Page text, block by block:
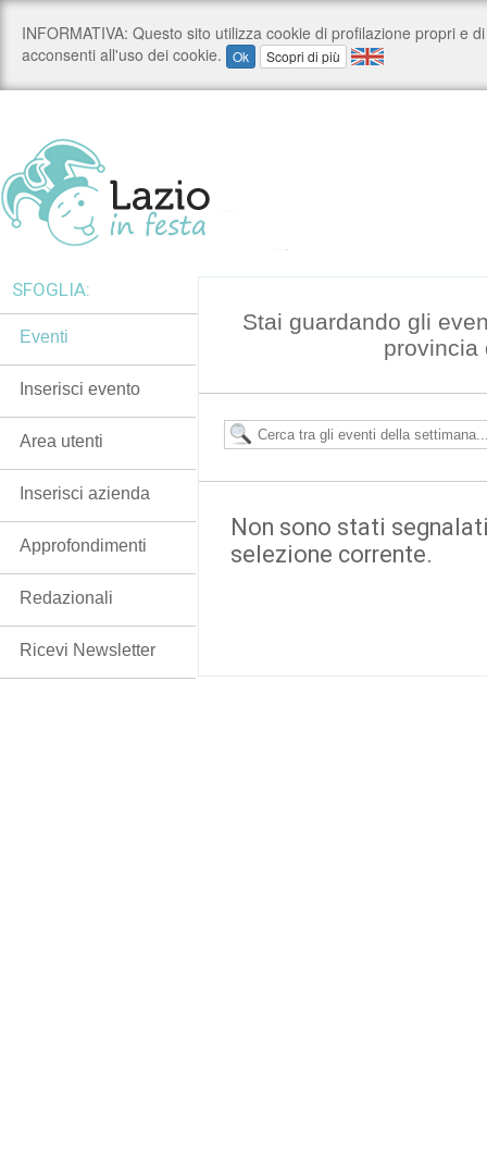
Stai guardando gli
provincia
Non sono stati
selezione corrente.
SFOGLIA:
Eventi
Inserisci evento
Area utenti
Inserisci azienda
Approfondimenti
Redazionali
Ricevi Newsletter